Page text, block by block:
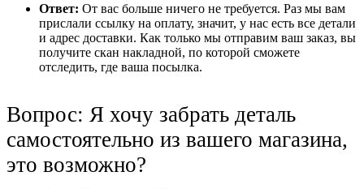
Ответ: От вас больше ничего не требуется. Раз мы вам
прислали ссылку на оплату, значит, у нас есть все детали
и адрес доставки. Как только мы отправим ваш заказ, вы
получите скан накладной, по которой сможете
отследить, где ваша посылка.
Вопрос: Я хочу забрать деталь
самостоятельно из вашего магазина,
это возможно?